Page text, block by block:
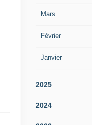
Mars
Février
Janvier
2025
2024